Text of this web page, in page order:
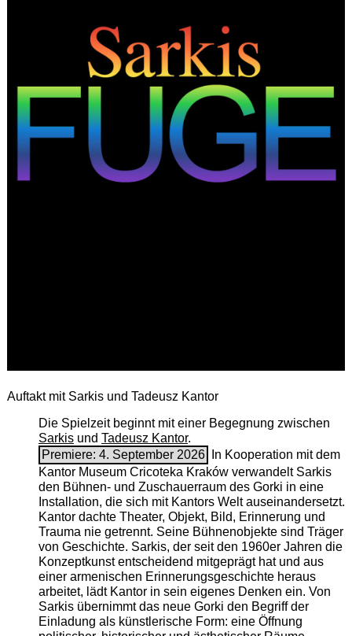
Auftakt mit Sarkis und Tadeusz Kantor
Die Spielzeit beginnt mit einer Begegnung zwischen
Sarkisund Tadeusz Kantor.
Premiere: 4. September 2026
In Kooperation mit dem
Kantor Museum Cricoteka Kraków verwandelt Sarkis
den Bühnen- und Zuschauerraum des Gorki in eine
Installation, die sich mit Kantors Welt auseinandersetzt.
Kantor dachte Theater, Objekt, Bild, Erinnerung und
Trauma nie getrennt. Seine Bühnenobjekte sind Träger
von Geschichte. Sarkis, der seit den 1960er Jahren die
Konzeptkunst entscheidend mitgeprägt hat und aus
einer armenischen ­Erinnerungsgeschichte heraus
arbeitet, lädt Kantor in sein eigenes Denken ein. Von
Sarkis übernimmt das neue Gorki den Begriff der
Einladung als künstlerische Form: eine Öffnung